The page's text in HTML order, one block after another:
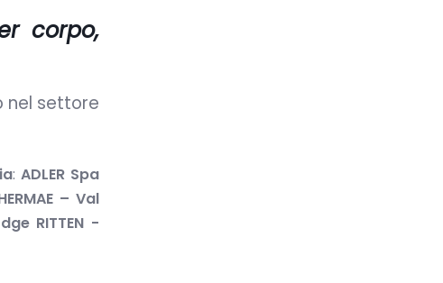
corpo,
nel settore
:ADLER Spa
– Val
RITTEN -